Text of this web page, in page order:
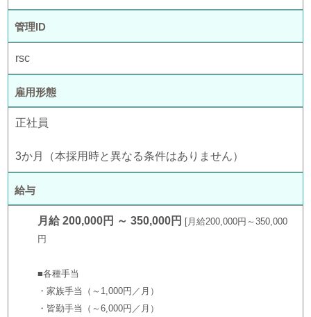
管理ID
rsc
雇用形態
正社員
3か月（本採用時と異なる条件はありません）
給与
月給 200,000円 ～ 350,000円
月給200,000円～350,000
円
■各種手当
・家族手当（～1,000円／月）
・皆勤手当（～6,000円／月）